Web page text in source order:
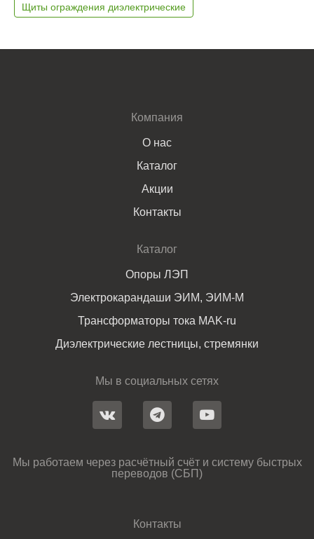
Щиты ограждения диэлектрические
Компания
О нас
Каталог
Акции
Контакты
Каталог
Опоры ЛЭП
Электрокарандаши ЭИМ, ЭИМ-М
Трансформаторы тока MAK-ru
Диэлектрические лестницы, стремянки
Мы в социальных сетях
Мы работаем через расчётный счёт и систему быстрых
переводов (СБП)
Контакты